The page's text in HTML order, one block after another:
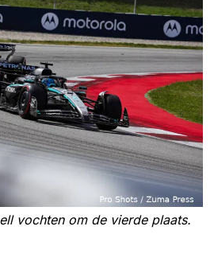
vochten om de vierde plaats.